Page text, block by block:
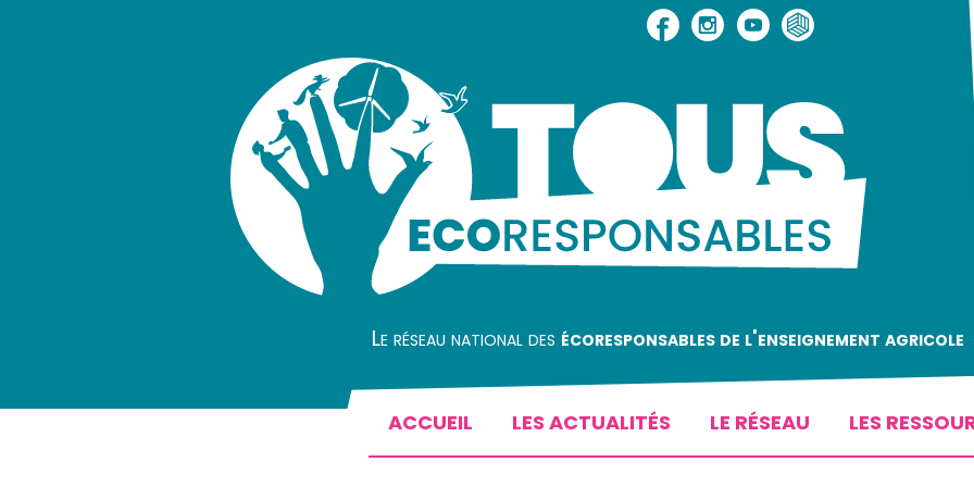
Le réseau national des écoresponsables de l'enseignement agricole
ACCUEIL LES ACTUALITÉS LE RÉSEAU LES